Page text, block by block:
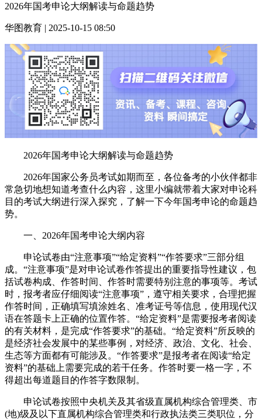
2026年国考申论大纲解读与命题趋势
华图教育 | 2025-10-15 08:50
2026年国考申论大纲解读与命题趋势
2026年国家公务员考试如期而至，各位备考的小伙伴都非
常急切地想知道考查什么内容，这里小编就带着大家对申论科
目的考试大纲进行深入探究，了解一下今年国考申论的命题趋
势。
一、2026年国考申论大纲内容
申论试卷由“注意事项”“给定资料”“作答要求”三部分组
成。“注意事项”是对申论试卷作答提出的重要指导性建议，包
括试卷构成、作答时间、作答时需要特别注意的事项等。考试
时，报考者应仔细阅读“注意事项”，遵守相关要求，合理把握
作答时间，正确填写填涂姓名、准考证号等信息，使用现代汉
语在答题卡上正确的位置作答。“给定资料”是需要报考者阅读
的有关材料，是完成“作答要求”的基础。“给定资料”所反映的
是经济社会发展中的某些事例，对经济、政治、文化、社会、
生态等方面都有可能涉及。“作答要求”是报考者在阅读“给定
资料”的基础上需要完成的若干任务。作答时要一格一字，不
得超出每道题目的作答字数限制。
申论试卷按照中央机关及其省级直属机构综合管理类、市
(地)级及以下直属机构综合管理类和行政执法类三类职位，分